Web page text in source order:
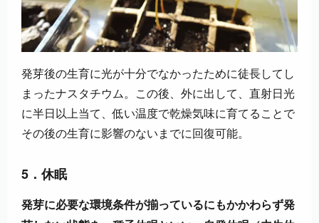
発芽後の生育に光が十分でなかったために徒長してし
まったナスタチウム。この後、外に出して、直射日光
に半日以上当て、低い温度で乾燥気味に育てることで
その後の生育に影響のないまでに回復可能。
5．休眠
発芽に必要な環境条件が揃っているにもかかわらず発